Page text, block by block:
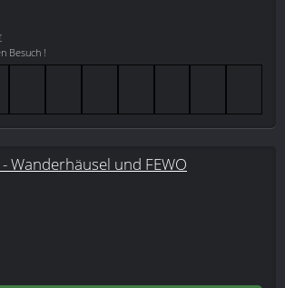
Besuch !
Wanderhäusel und FEWO